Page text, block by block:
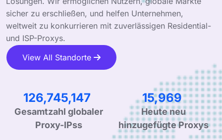
sicher zu erschließen, und helfen Unternehmen,
weltweit zu konkurrieren mit zuverlässigen Residential-
und ISP-Proxys.
View All Standorte
208,516,210
Gesamtzahl globaler
Proxy-IPss
26,472
Heute neu
hinzugefügte Proxys